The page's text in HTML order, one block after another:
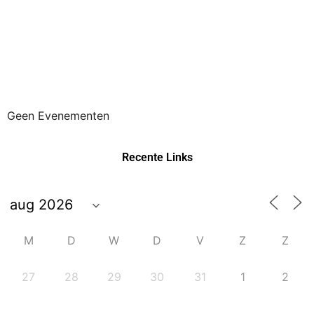
Geen Evenementen
Recente Links
M D W D V Z Z
27 28 29 30 31 1 2